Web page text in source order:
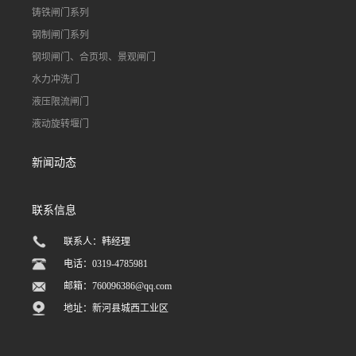
铸铁闸门系列
钢制闸门系列
钢坝闸门、合页坝、景观闸门
水力冲洗门
液压限流闸门
液动旋转堰门
新闻动态
联系信息
联系人：韩经理
电话：0319-4785981
邮箱：760096386@qq.com
地址：新河县城西工业区